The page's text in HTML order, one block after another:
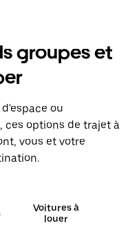
groupes et
ou
ces options de trajet à
vous et votre
Voitures à
louer